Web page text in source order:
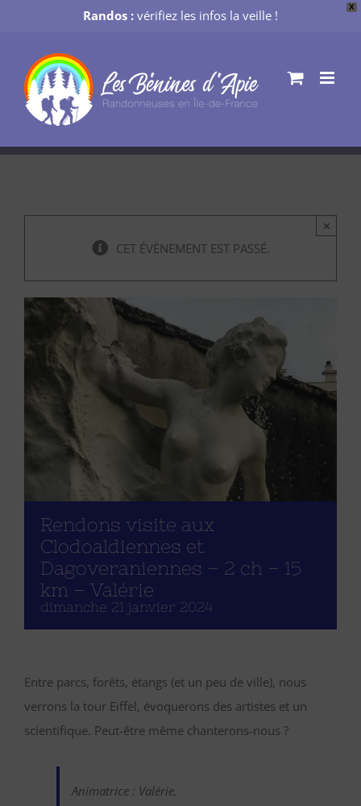
X
Randos : vérifiez les infos la veille !
contenu
CET ÉVÈNEMENT EST PASSÉ.
×
Rendons visite aux
Clodoaldiennes et
Dagoveraniennes – 2 ch – 15
km – Valérie
dimanche 21 janvier 2024
Entre parcs, forêts, étangs (et un peu de ville), nous
verrons la tour Eiffel, évoquerons des artistes et un
scientifique. Peut-être même chanterons-nous ?
Animatrice : Valérie.